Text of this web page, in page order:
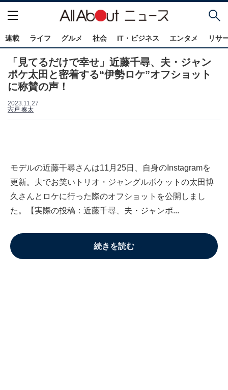
連載 ライフ グルメ 社会 IT・ビジネス エンタメ リサ
「見てるだけで幸せ」近藤千尋、夫・ジャン
ポケ太田と密着する“伊勢ロケ”オフショット
に称賛の声！
2023.11.27
宍戸 奏太
モデルの近藤千尋さんは11月25日、自身のInstagramを
更新。夫でお笑いトリオ・ジャングルポケットの太田博
久さんとロケに行った際のオフショットを公開しまし
た。【実際の投稿：近藤千尋、夫・ジャンポ...
続きを読む